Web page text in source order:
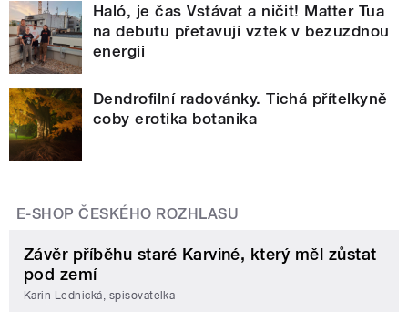
Haló, je čas Vstávat a ničit! Matter Tua
na debutu přetavují vztek v bezuzdnou
energii
Dendrofilní radovánky. Tichá přítelkyně
coby erotika botanika
E-SHOP ČESKÉHO ROZHLASU
Závěr příběhu staré Karviné, který měl zůstat
pod zemí
Karin Lednická, spisovatelka